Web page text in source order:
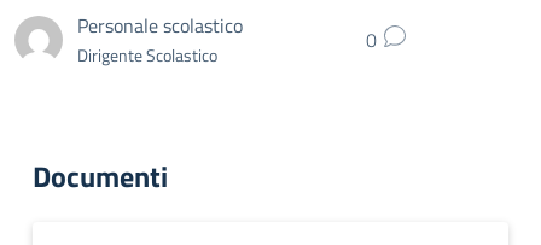
Personale scolastico
Dirigente Scolastico 0
Documenti